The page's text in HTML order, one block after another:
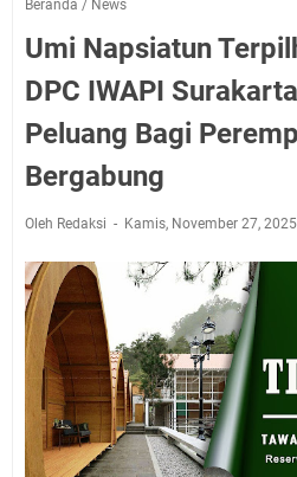
Beranda / News
Umi Napsiatun
DPC IWAPI
Peluang Bagi
Bergabung
Oleh Redaksi Kamis, November 27, 2025